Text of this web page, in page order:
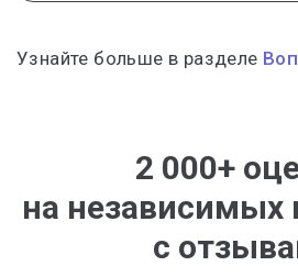
Узнайте больше в разделе
2 000+
на независимых
с